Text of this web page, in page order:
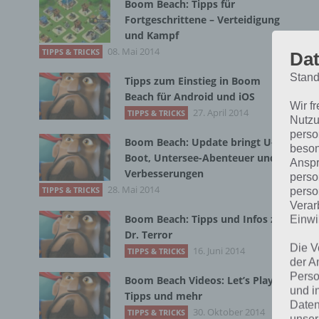
es
die
Im
Boom Beach: Tipps für
Fortgeschrittene – Verteidigung
und Kampf
TIPPS & TRICKS 08. Mai 2014
Tipps zum Einstieg in Boom
Beach für Android und iOS
TIPPS & TRICKS 27. April 2014
Boom Beach: Update bringt U-
Boot, Untersee-Abenteuer und
Verbesserungen
TIPPS & TRICKS 28. Mai 2014
Boom Beach: Tipps und Infos zu
Dr. Terror
TIPPS & TRICKS 16. Juni 2014
Boom Beach Videos: Let’s Plays,
Tipps und mehr
TIPPS & TRICKS 30. Oktober 2014
Wir
Die
der
und